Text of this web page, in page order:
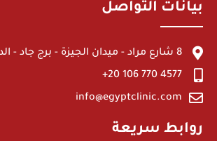
بيانات التواصل
8 شارع مراد - ميدان الجيزة - برج جاد - الدور 11
4577 770 106 20+
info@egyptclinic.com
روابط سريعة